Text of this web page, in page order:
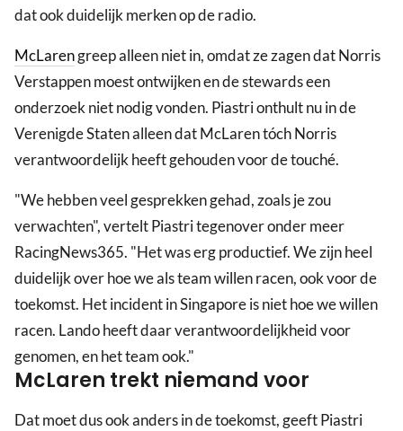
dat ook duidelijk merken op de radio.
McLarengreep alleen niet in, omdat ze zagen dat Norris
Verstappen moest ontwijken en de stewards een
onderzoek niet nodig vonden. Piastri onthult nu in de
Verenigde Staten alleen dat McLaren tóch Norris
verantwoordelijk heeft gehouden voor de touché.
"We hebben veel gesprekken gehad, zoals je zou
verwachten", vertelt Piastri tegenover onder meer
RacingNews365. "Het was erg productief. We zijn heel
duidelijk over hoe we als team willen racen, ook voor de
toekomst. Het incident in Singapore is niet hoe we willen
racen. Lando heeft daar verantwoordelijkheid voor
genomen, en het team ook."
McLaren trekt niemand voor
Dat moet dus ook anders in de toekomst, geeft Piastri